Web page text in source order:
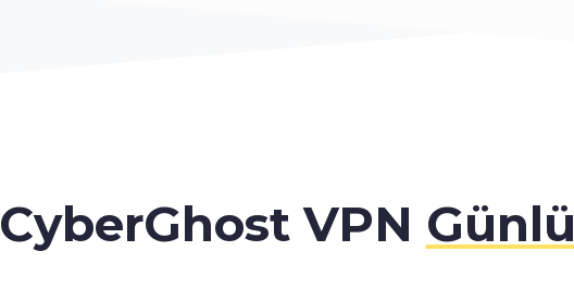
CyberGhost VPN